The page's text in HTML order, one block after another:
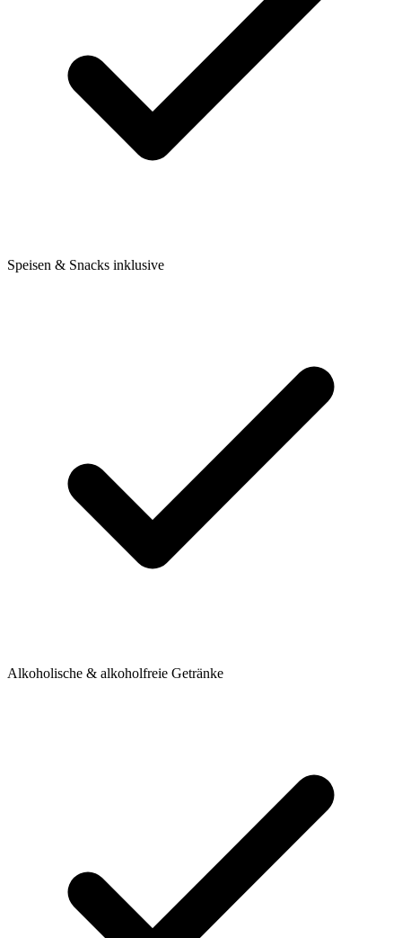
Speisen & Snacks inklusive
Alkoholische & alkoholfreie Getränke